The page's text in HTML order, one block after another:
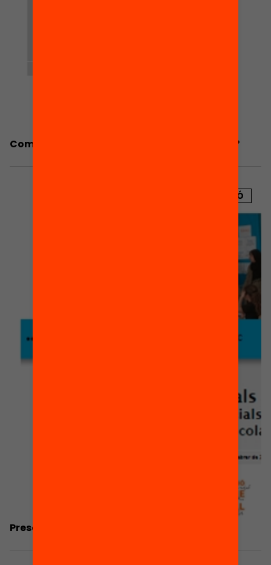
Com és l’orientació educativa a Catalunya?
PUBLICACIÓ
Presentació: Educadors socials a l’escola?